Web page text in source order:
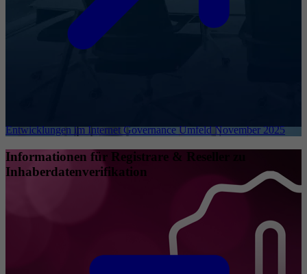
Entwicklungen im Internet Governance Umfeld November 2025
Informationen für Registrare & Reseller zu
Inhaberdatenverifikation